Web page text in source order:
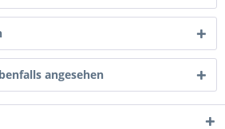
angesehen